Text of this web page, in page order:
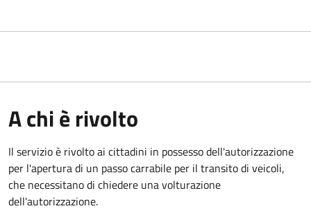
A chi è rivolto
Il servizio è rivolto ai cittadini in possesso dell'autorizzazione
per l'apertura di un passo carrabile per il transito di veicoli,
che necessitano di chiedere una volturazione
dell'autorizzazione.